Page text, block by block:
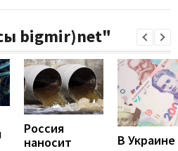
bigmir)net"
Россия
наносит
В Украине